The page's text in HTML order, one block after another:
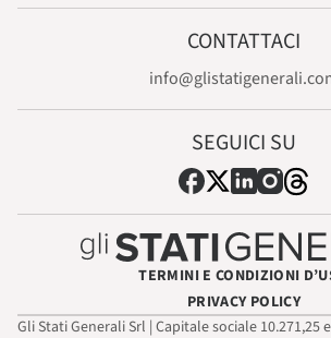
CONTATTACI
SEGUICI SU
TERMINI E CONDIZIONI
PRIVACY POLICY
Gli Stati Generali Srl | Capitale sociale 10.271,25